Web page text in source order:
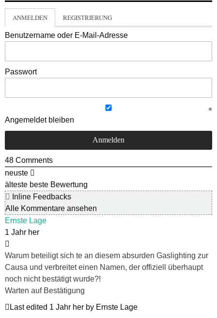
ANMELDEN REGISTRIERUNG
Benutzername oder E-Mail-Adresse
Passwort
Angemeldet bleiben
48 Comments
neuste
älteste beste Bewertung
Inline Feedbacks
Alle Kommentare ansehen
Ernste Lage
1 Jahr her
Warum beteiligt sich te an diesem absurden Gaslighting zur
Causa und verbreitet einen Namen, der offiziell überhaupt
noch nicht bestätigt wurde?!
Warten auf Bestätigung
Last edited 1 Jahr her by Ernste Lage